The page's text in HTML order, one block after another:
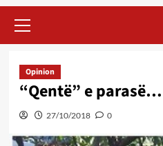
Menu
Opinion
“Qentë” e parasë…
27/10/2018 0